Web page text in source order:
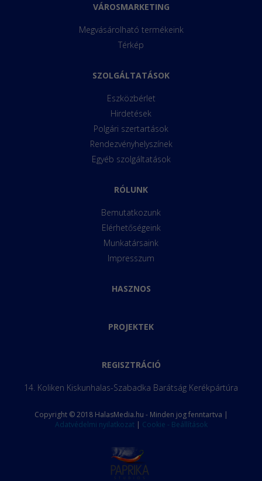
VÁROSMARKETING
Megvásárolható termékeink
Térkép
SZOLGÁLTATÁSOK
Eszközbérlet
Hirdetések
Polgári szertartások
Rendezvényhelyszínek
Egyéb szolgáltatások
RÓLUNK
Bemutatkozunk
Elérhetőségeink
Munkatársaink
Impresszum
HASZNOS
PROJEKTEK
REGISZTRÁCIÓ
14. Koliken Kiskunhalas-Szabadka Barátság Kerékpártúra
Copyright © 2018 HalasMedia.hu - Minden jog fenntartva |
Adatvédelmi nyilatkozat| Cookie - Beállítások